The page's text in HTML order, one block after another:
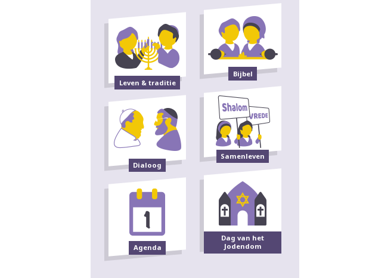
Leven & traditie
Bijbel
Dialoog
Samenleven
Agenda
Dag van het
Jodendom